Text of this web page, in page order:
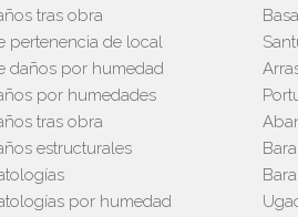
tras obra
pertenencia de local
daños por humedad
por humedades
tras obra
estructurales
por humedad